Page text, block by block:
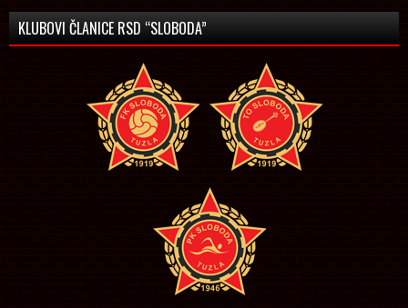
KLUBOVI ČLANICE RSD “SLOBODA”